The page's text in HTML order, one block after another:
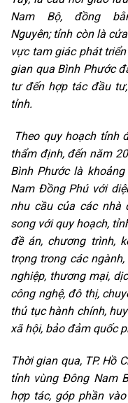
Nam Bộ, đồng
Nguyên; tỉnh còn là
vực tam giác phát
gian qua Bình Phước
tư đến hợp tác đầu
tỉnh.
Theo quy hoạch tỉnh
thẩm định, đến năm
Bình Phước là
Nam Đồng Phú với
nhu cầu của các nhà
song với quy hoạch,
đề án, chương trình,
trọng trong các
nghiệp, thương mại,
công nghệ, đô thị,
thủ tục hành chính,
xã hội, bảo đảm quốc
Thời gian qua, TP. Hồ
tỉnh vùng Đông Nam
hợp tác, góp phần